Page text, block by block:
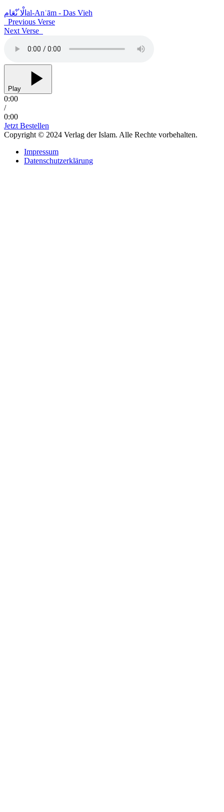
الْاٴنْعَام al-Anʿām - Das Vieh
Previous Verse
Next Verse
Play
0:00
/
0:00
Jetzt Bestellen
Copyright © 2024 Verlag der Islam. Alle Rechte vorbehalten.
Impressum
Datenschutzerklärung